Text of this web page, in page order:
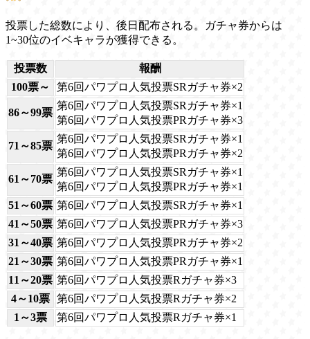
投票した総数により、後日配布される。ガチャ券からは
1~30位のイベキャラが獲得できる。
投票数
報酬
100票～
第6回パワプロ人気投票SRガチャ券×2
86～99票
第6回パワプロ人気投票SRガチャ券×1
第6回パワプロ人気投票PRガチャ券×3
71～85票
第6回パワプロ人気投票SRガチャ券×1
第6回パワプロ人気投票PRガチャ券×2
61～70票
第6回パワプロ人気投票SRガチャ券×1
第6回パワプロ人気投票PRガチャ券×1
51～60票 第6回パワプロ人気投票SRガチャ券×1
41～50票 第6回パワプロ人気投票PRガチャ券×3
31～40票 第6回パワプロ人気投票PRガチャ券×2
21～30票 第6回パワプロ人気投票PRガチャ券×1
11～20票 第6回パワプロ人気投票Rガチャ券×3
4～10票 第6回パワプロ人気投票Rガチャ券×2
1～3票
第6回パワプロ人気投票Rガチャ券×1